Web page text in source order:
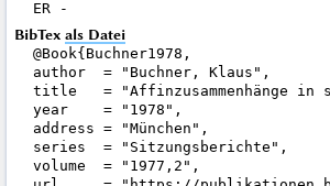
BibTex als Datei
@Book{Buchner1978,
author  = "Buchner, Klaus",
title   = "Affinzusammenhänge in
year    = "1978",
address = "München",
series  = "Sitzungsberichte",
volume  = "1977,2",